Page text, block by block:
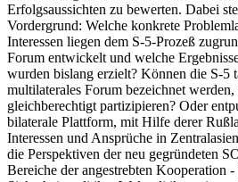
Erfolgsaussichten zu bewerten. Dabei
Vordergrund: Welche konkrete
Interessen liegen dem S-5-Prozeß
Forum entwickelt und welche
wurden bislang erzielt? Können die S-5
multilaterales Forum bezeichnet
gleichberechtigt partizipieren? Oder
bilaterale Plattform, mit Hilfe derer
Interessen und Ansprüche in
die Perspektiven der neu gegründeten
Bereiche der angestrebten Kooperation